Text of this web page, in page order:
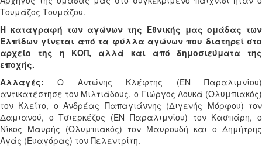
Τουμάζος Τουμάζου.
Η καταγραφή των αγώνων της Εθνικής μας ομάδας των
Ελπίδων γίνεται από τα φύλλα αγώνων που διατηρεί στο
αρχείο της η ΚΟΠ, αλλά και από δημοσιεύματα της
εποχής.
Αλλαγές: Ο Αντώνης Κλέφτης (ΕΝ Παραλιμνίου)
αντικατέστησε τον Μιλτιάδους, ο Γιώργος Λουκά (Ολυμπιακός)
τον Κλείτο, ο Ανδρέας Παπαγιάννης (Διγενής Μόρφου) τον
Δαμιανού, ο Τσιερκέζος (ΕΝ Παραλιμνίου) τον Κασπάρη, ο
Νίκος Μαυρής (Ολυμπιακός) τον Μαυρουδή και ο Δημήτρης
Αγάς (Ευαγόρας) τον Πελεντρίτη.